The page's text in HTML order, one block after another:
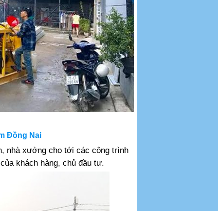
Đồng Nai
nhà xưởng cho tới các công trình
khách hàng, chủ đầu tư.